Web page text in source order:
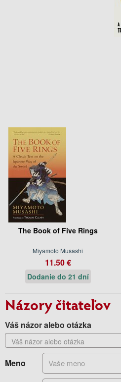
The Book of Five Rings
Miyamoto Musashi
11.50 €
Dodanie do 21 dní
Názory čitateľov
Váš názor alebo otázka
Meno